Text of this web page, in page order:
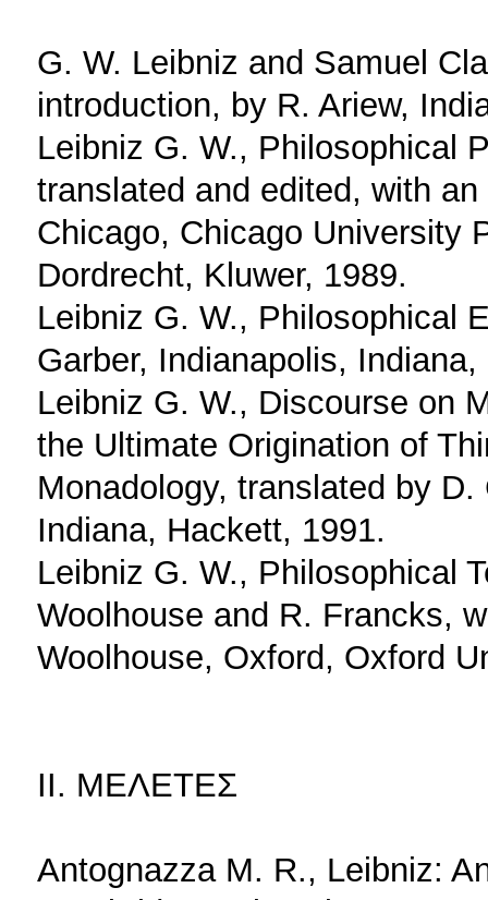
G. W. Leibniz and Samuel
introduction, by R. Ariew,
Leibniz G. W., Philosophical
translated and edited, with
Chicago, Chicago University
Dordrecht, Kluwer, 1989.
Leibniz G. W., Philosophical
Garber, Indianapolis,
Leibniz G. W., Discourse on
the Ultimate Origination of
Monadology, translated by
Indiana, Hackett, 1991.
Leibniz G. W., Philosophical
Woolhouse and R. Francks,
Woolhouse, Oxford, Oxford
II. ΜΕΛΕΤΕΣ
Antognazza M. R., Leibniz: